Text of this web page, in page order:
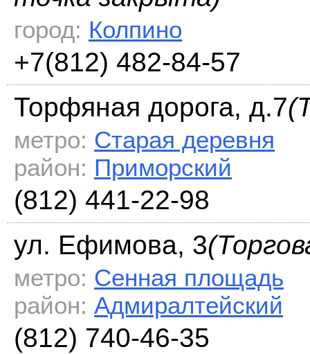
город: Колпино
+7(812) 482-84-57
Торфяная дорога, д.7
метро: Старая деревня
район: Приморский
(812) 441-22-98
ул. Ефимова, 3
метро: Сенная площадь
район: Адмиралтейский
(812) 740-46-35